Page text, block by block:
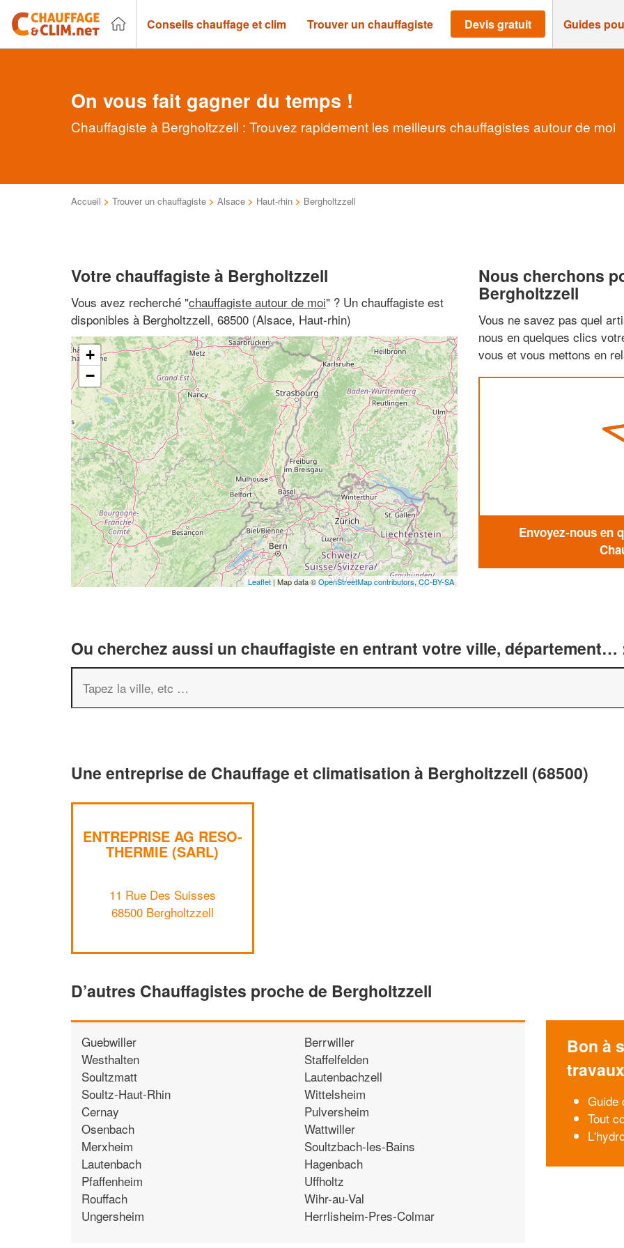
Conseils chauffage et clim Trouver un chauffagiste Devis gratuit Guides
On vous fait gagner du temps !
Chauffagiste à Bergholtzzell : Trouvez rapidement les meilleurs chauffagistes autour de moi
Accueil > Trouver un chauffagiste > Alsace > Haut-rhin > Bergholtzzell
Votre chauffagiste à Bergholtzzell
Vous avez recherché "chauffagiste autour de moi" ? Un chauffagiste est
disponibles à Bergholtzzell, 68500 (Alsace, Haut-rhin)
+
−
Leaflet | Map data ©OpenStreetMap contributors,CC-BY-SA
Nous cherchons
Bergholtzzell
Vous ne savez pas quel
nous en quelques clics
vous et vous mettons en
Envoyez-nous en
Ou cherchez aussi un chauffagiste en entrant votre ville, département…
Une entreprise de Chauffage et climatisation à Bergholtzzell (68500)
ENTREPRISE AG RESO-
THERMIE (SARL)
11 Rue Des Suisses
68500 Bergholtzzell
D’autres Chauffagistes proche de Bergholtzzell
Guebwiller
Westhalten
Soultzmatt
Soultz-Haut-Rhin
Cernay
Osenbach
Merxheim
Lautenbach
Pfaffenheim
Rouffach
Ungersheim
Berrwiller
Staffelfelden
Lautenbachzell
Wittelsheim
Pulversheim
Wattwiller
Soultzbach-les-Bains
Hagenbach
Uffholtz
Wihr-au-Val
Herrlisheim-Pres-Colmar
Bon à
travaux
Guide
Tout